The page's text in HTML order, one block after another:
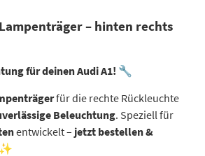
– hinten rechts
für deinen Audi A1! 🔧
für die rechte Rückleuchte
Beleuchtung. Speziell für
entwickelt – jetzt bestellen &